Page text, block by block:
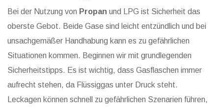
Bei der Nutzung von Propan und LPG ist Sicherheit das
oberste Gebot. Beide Gase sind leicht entzündlich und bei
unsachgemäßer Handhabung kann es zu gefährlichen
Situationen kommen. Beginnen wir mit grundlegenden
Sicherheitstipps. Es ist wichtig, dass Gasflaschen immer
aufrecht stehen, da Flüssiggas unter Druck steht.
Leckagen können schnell zu gefährlichen Szenarien führen,